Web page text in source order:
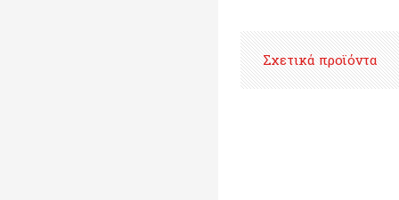
Σχετικά προϊόντα